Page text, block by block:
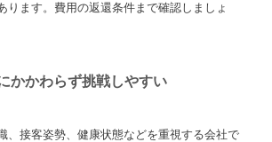
ります。費用の返還条件まで確認しましょ
かかわらず挑戦しやすい
、接客姿勢、健康状態などを重視する会社で